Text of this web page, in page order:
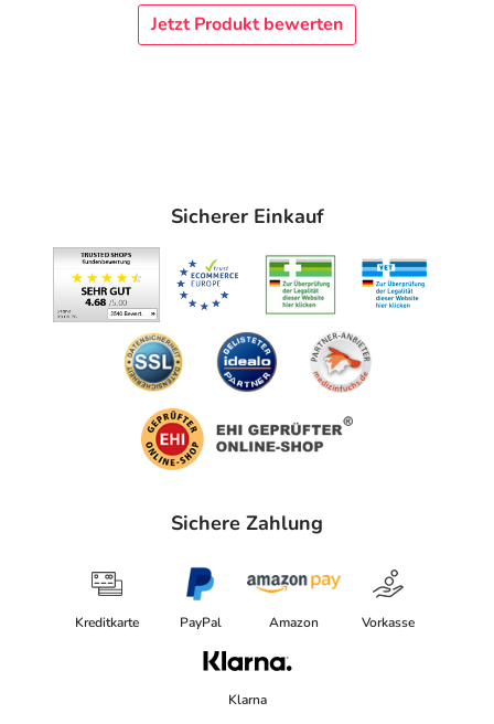
Jetzt Produkt bewerten
Sicherer Einkauf
Sichere Zahlung
Kreditkarte PayPal Amazon Vorkasse
Klarna